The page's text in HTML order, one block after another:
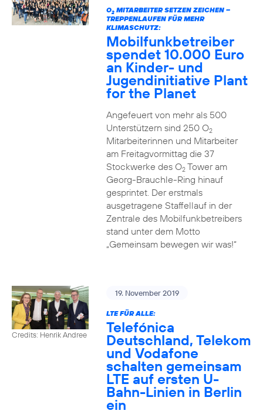
O2MITARBEITER SETZEN ZEICHEN –
TREPPENLAUFEN FÜR MEHR
KLIMASCHUTZ:
Mobilfunkbetreiber
spendet 10.000 Euro
an Kinder- und
Jugendinitiative Plant
for the Planet
Angefeuert von mehr als 500
Unterstützern sind 250 O2
Mitarbeiterinnen und Mitarbeiter
am Freitagvormittag die 37
Stockwerke des O2Tower am
Georg-Brauchle-Ring hinauf
gesprintet. Der erstmals
ausgetragene Staffellauf in der
Zentrale des Mobilfunkbetreibers
stand unter dem Motto
„Gemeinsam bewegen wir was!“
Credits: Henrik Andree
19. November 2019
LTE FÜR ALLE:
Telefónica
Deutschland, Telekom
und Vodafone
schalten gemeinsam
LTE auf ersten U-
Bahn-Linien in Berlin
ein